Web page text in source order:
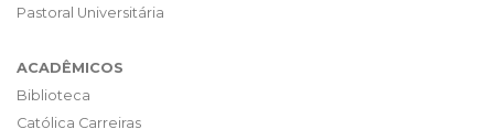
Pastoral Universitária
ACADÊMICOS
Biblioteca
Católica Carreiras